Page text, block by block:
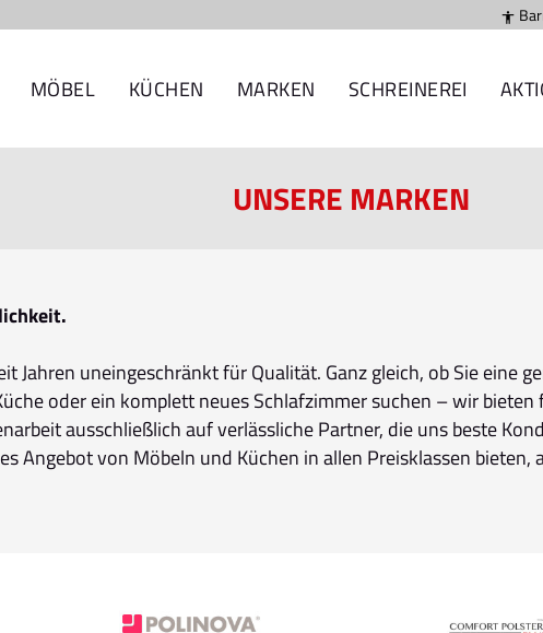

MÖBEL KÜCHEN MARKEN SCHREINEREI
UNSERE MARKEN
Jahren uneingeschränkt für Qualität. Ganz gleich, ob Sie eine
oder ein komplett neues Schlafzimmer suchen – wir
ausschließlich auf verlässliche Partner, die uns beste
Angebot von Möbeln und Küchen in allen Preisklassen bieten,